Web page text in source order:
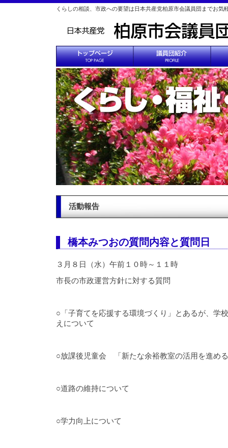
くらしの相談、市政への要望は日本共産党柏原市会議員団までお気
活動報告
橋本みつおの質問内容と質問日
３月８日（水）午前１０時～１１時
市長の市政運営方針に対する質問
○「子育てを応援する環境づくり」とあるが、学
えについて
○放課後児童会 「新たな余裕教室の活用を進め
○道路の維持について
○学力向上について